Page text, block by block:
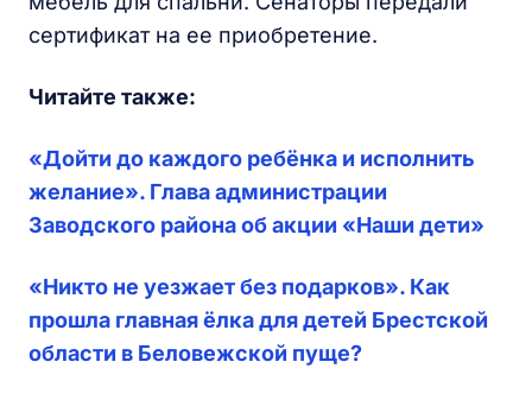
сертификат на ее приобретение.
Читайте также:
«Дойти до каждого ребёнка и исполнить
желание». Глава администрации
Заводского района об акции «Наши дети»
«Никто не уезжает без подарков». Как
прошла главная ёлка для детей Брестской
области в Беловежской пуще?